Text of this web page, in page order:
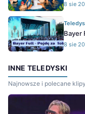
8 sie
Bayer
8 sie
INNE TELEDYSKI
Najnowsze i polecane